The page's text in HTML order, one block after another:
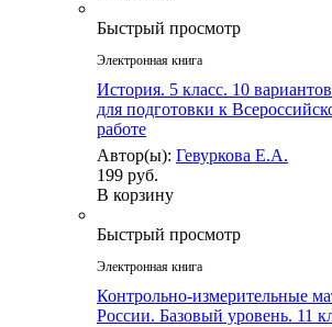
Быстрый просмотр
Электронная книга
История. 5 класс. 10
для подготовки к
работе
Автор(ы): Гевуркова Е.А.
199 руб.
В корзину
Быстрый просмотр
Электронная книга
Контрольно-измерительные
России. Базовый уровень. 11